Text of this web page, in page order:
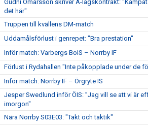
Gudni Ómarsson skriver A-lagskontrakt:
det här"
Truppen till kvällens DM-match
Uddamålsförlust i genrepet: "Bra prestation"
Inför match: Varbergs BoIS – Norrby IF
Förlust i Rydahallen "Inte påkopplade under de
Inför match: Norrby IF – Örgryte IS
Jesper Swedlund inför ÖIS: ”Jag vill se att vi är
imorgon"
Nära Norrby S03E03: "Takt och taktik"